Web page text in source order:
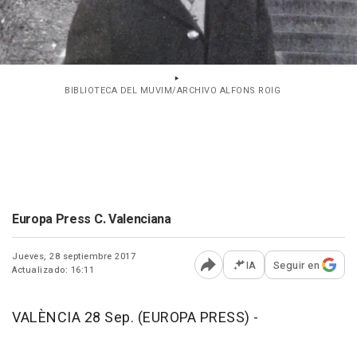
BIBLIOTECA DEL MUVIM/ARCHIVO ALFONS ROIG
Europa Press C. Valenciana
Jueves, 28 septiembre 2017
Actualizado: 16:11
Abrir opciones para
IA Seguir en
VALÈNCIA 28 Sep. (EUROPA PRESS) -